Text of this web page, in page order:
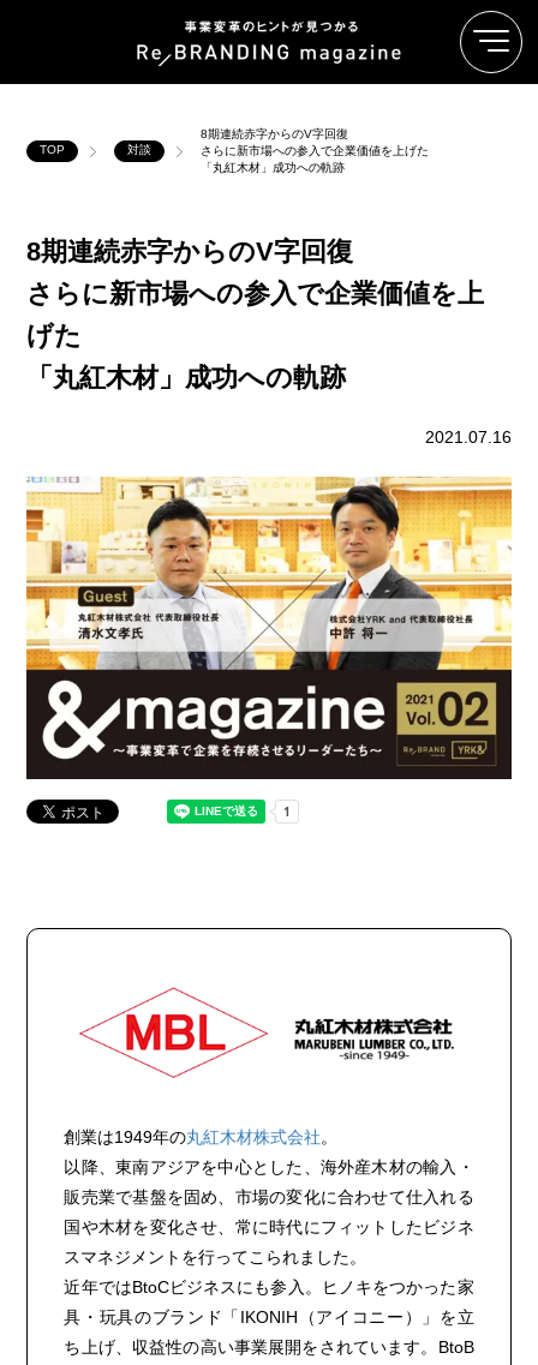
TOP 対談
8期連続赤字からのV字回復
さらに新市場への参入で企業価値を上げた
「丸紅木材」成功への軌跡
8期連続赤字からのV字回復
さらに新市場への参入で企業価値を上
げた
「丸紅木材」成功への軌跡
2021.07.16
創業は1949年の丸紅木材株式会社。
以降、東南アジアを中心とした、海外産木材の輸入・
販売業で基盤を固め、市場の変化に合わせて仕入れる
国や木材を変化させ、常に時代にフィットしたビジネ
スマネジメントを行ってこられました。
近年ではBtoCビジネスにも参入。ヒノキをつかった家
具・玩具のブランド「IKONIH（アイコニー）」を立
ち上げ、収益性の高い事業展開をされています。BtoB